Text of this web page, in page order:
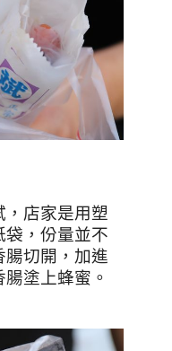
，店家是用塑
袋，份量並不
腸切開，加進
塗上蜂蜜。